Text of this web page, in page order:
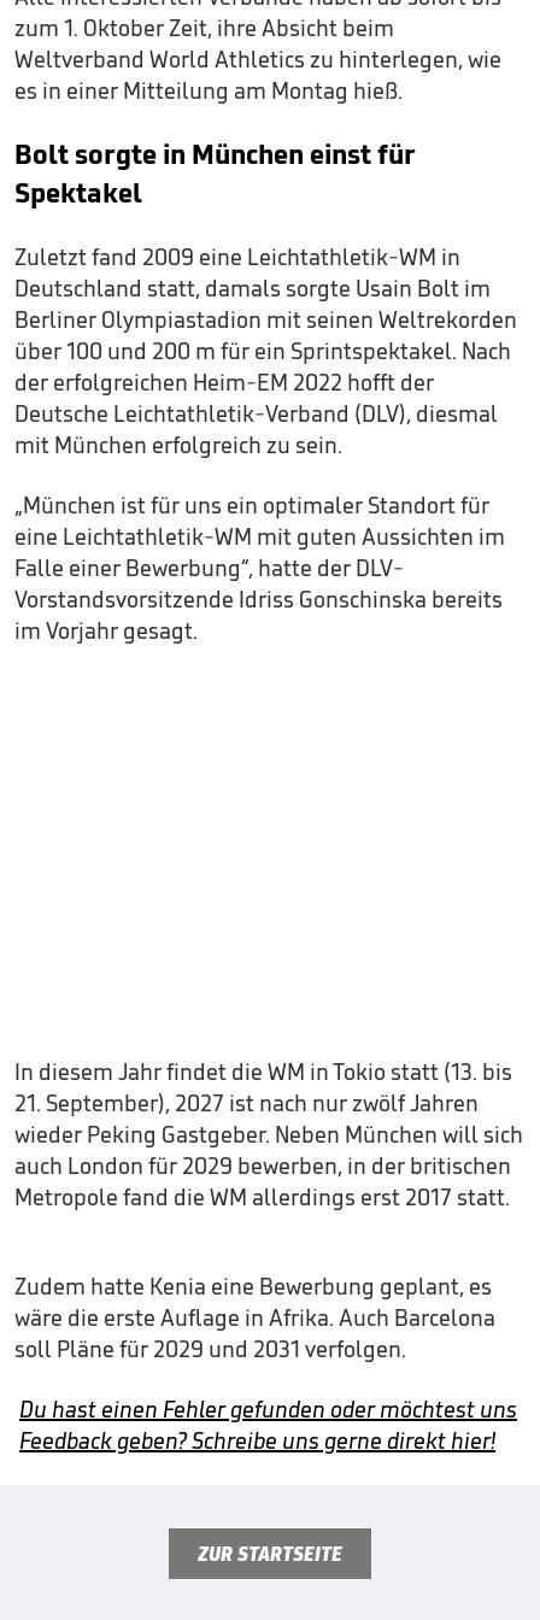
zum 1. Oktober Zeit, ihre Absicht beim
Weltverband World Athletics zu hinterlegen, wie
es in einer Mitteilung am Montag hieß.
Bolt sorgte in München einst für
Spektakel
Zuletzt fand 2009 eine Leichtathletik-WM in
Deutschland statt, damals sorgte Usain Bolt im
Berliner Olympiastadion mit seinen Weltrekorden
über 100 und 200 m für ein Sprintspektakel. Nach
der erfolgreichen Heim-EM 2022 hofft der
Deutsche Leichtathletik-Verband (DLV), diesmal
mit München erfolgreich zu sein.
„München ist für uns ein optimaler Standort für
eine Leichtathletik-WM mit guten Aussichten im
Falle einer Bewerbung“, hatte der DLV-
Vorstandsvorsitzende Idriss Gonschinska bereits
im Vorjahr gesagt.
In diesem Jahr findet die WM in Tokio statt (13. bis
21. September), 2027 ist nach nur zwölf Jahren
wieder Peking Gastgeber. Neben München will sich
auch London für 2029 bewerben, in der britischen
Metropole fand die WM allerdings erst 2017 statt.
Zudem hatte Kenia eine Bewerbung geplant, es
wäre die erste Auflage in Afrika. Auch Barcelona
soll Pläne für 2029 und 2031 verfolgen.
Du hast einen Fehler gefunden oder möchtest uns
Feedback geben? Schreibe uns gerne direkt hier!
ZUR STARTSEITE